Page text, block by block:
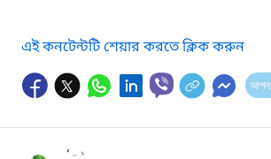
এই কনটেন্টটি শেয়ার করতে ক্লিক করুন